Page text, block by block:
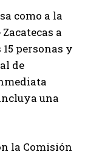
como a la
a
personas y
de
una
la Comisión